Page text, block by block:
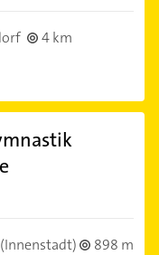
4 km
(Innenstadt)
898 m